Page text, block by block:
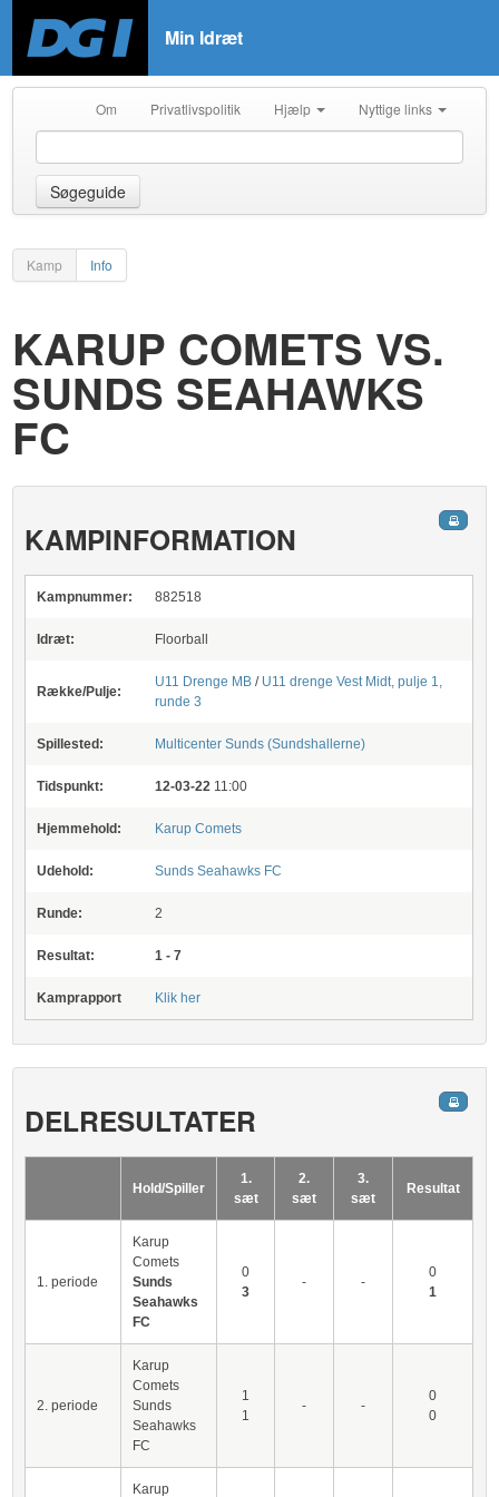
Min Idræt
Om Privatlivspolitik Hjælp Nyttige links
Søgeguide
Kamp Info
KARUP COMETS VS.
SUNDS SEAHAWKS
FC
KAMPINFORMATION
Kampnummer: 882518
Idræt: Floorball
Række/Pulje:
U11 Drenge MB / U11 drenge Vest Midt, pulje 1,
runde 3
Spillested: Multicenter Sunds (Sundshallerne)
Tidspunkt: 12-03-22 11:00
Hjemmehold: Karup Comets
Udehold: Sunds Seahawks FC
Runde: 2
Resultat: 1 - 7
Kamprapport Klik her
DELRESULTATER
Hold/Spiller
1.
sæt
2.
sæt
3.
sæt
Resultat
1. periode
Karup
Comets
Sunds
Seahawks
FC
0
3
- -
0
1
2. periode
Karup
Comets
Sunds
Seahawks
FC
1
1
- -
0
0
Karup